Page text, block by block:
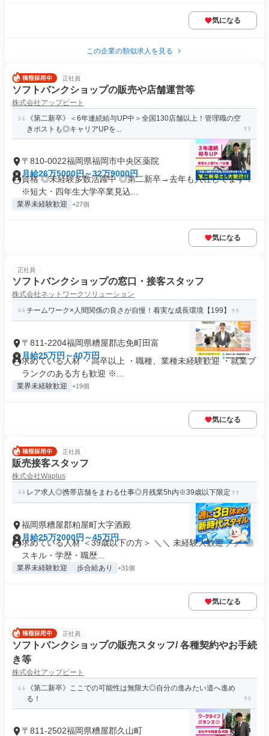
気になる
この企業の類似求人を見る
正社員
ソフトバンクショップの販売や店舗運営等
株式会社アップビート
《第二新卒》＜6年連続給与UP中＞全国130店舗以上！管理職の空
きポストも◎キャリアUPを...
〒810-0022福岡県福岡市中央区薬院
月給26万5000円～32万9000円
資格 ◎未経験多数活躍中 ◎第二新卒→去年も入社してます！
※短大・四年生大学卒業見込...
業界未経験歓迎 +27個
気になる
正社員
ソフトバンクショップの窓口・接客スタッフ
株式会社ネットワークソリューション
チームワーク×人間関係の良さが自慢！着実な成長環境【199】
〒811-2204福岡県糟屋郡志免町田富
月給25万円～40万円
求めている人材 ・高卒以上 ・職種、業種未経験歓迎 ・就業ブ
ランクのある方も歓迎 ※...
業界未経験歓迎 +19個
気になる
正社員
販売接客スタッフ
株式会社Waplus
レア求人◎携帯店舗をまわる仕事◎月残業5h内※39歳以下限定
福岡県糟屋郡粕屋町大字酒殿
月給25万2000円～45万円
求めている人材 ＜39歳以下の方＞ ＼＼ 未経験大歓迎 ／／ ◎
スキル・学歴・職歴...
業界未経験歓迎 歩合給あり +31個
気になる
正社員
ソフトバンクショップの販売スタッフ/ 各種契約やお手続
き等
株式会社アップビート
《第二新卒》ここでの可能性は無限大◎自分の進みたい道へ進め
る！
〒811-2502福岡県糟屋郡久山町